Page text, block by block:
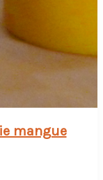
mangue